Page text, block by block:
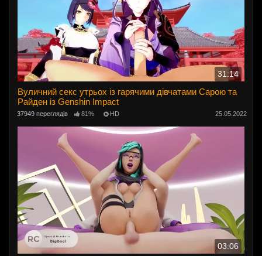
31:14
Вуличний секс утрьох із гарячими дівчатами Сарою та
Райден із Genshin Impact
37949 переглядів 81% HD 25.05.2022
03:06